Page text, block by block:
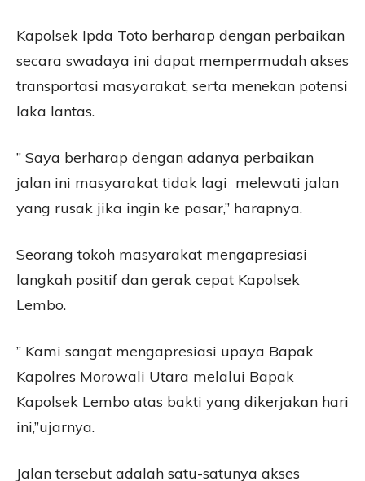
Kapolsek Ipda Toto berharap dengan perbaikan
secara swadaya ini dapat mempermudah akses
transportasi masyarakat, serta menekan potensi
laka lantas.
” Saya berharap dengan adanya perbaikan
jalan ini masyarakat tidak lagi melewati jalan
yang rusak jika ingin ke pasar,” harapnya.
Seorang tokoh masyarakat mengapresiasi
langkah positif dan gerak cepat Kapolsek
Lembo.
” Kami sangat mengapresiasi upaya Bapak
Kapolres Morowali Utara melalui Bapak
Kapolsek Lembo atas bakti yang dikerjakan hari
ini,”ujarnya.
Jalan tersebut adalah satu-satunya akses